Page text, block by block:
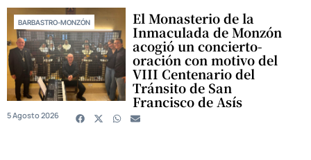
BARBASTRO-MONZÓN El Monasterio de la
Inmaculada de Monzón
acogió un concierto-
oración con motivo del
VIII Centenario del
Tránsito de San
Francisco de Asís
5 Agosto 2026